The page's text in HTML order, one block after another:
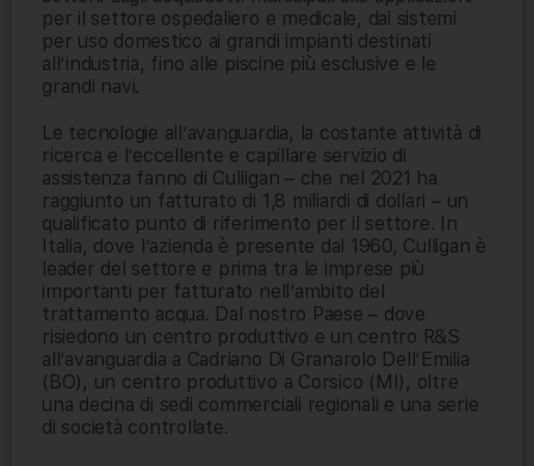
per il settore ospedaliero e medicale, dai sistemi
per uso domestico ai grandi impianti destinati
all’industria, fino alle piscine più esclusive e le
grandi navi.
Le tecnologie all’avanguardia, la costante attività di
ricerca e l’eccellente e capillare servizio di
assistenza fanno di Culligan – che nel 2021 ha
raggiunto un fatturato di 1,8 miliardi di dollari – un
qualificato punto di riferimento per il settore. In
Italia, dove l’azienda è presente dal 1960, Culligan è
leader del settore e prima tra le imprese più
importanti per fatturato nell’ambito del
trattamento acqua. Dal nostro Paese – dove
risiedono un centro produttivo e un centro R&S
all’avanguardia a Cadriano Di Granarolo Dell’Emilia
(BO), un centro produttivo a Corsico (MI), oltre
una decina di sedi commerciali regionali e una serie
di società controllate.